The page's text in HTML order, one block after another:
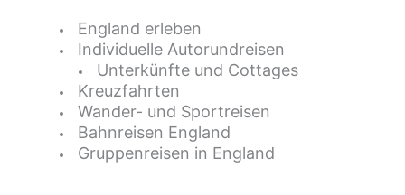
England erleben
Individuelle Autorundreisen
Unterkünfte und Cottages
Kreuzfahrten
Wander- und Sportreisen
Bahnreisen England
Gruppenreisen in England